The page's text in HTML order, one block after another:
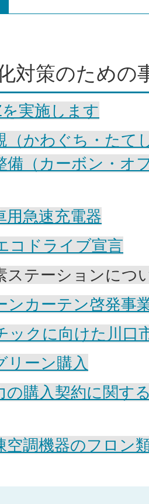
対策のための
実施します
（かわぐち・たて
備（カーボン・オ
用急速充電器
コドライブ宣言
ステーションにつ
ンカーテン啓発事
ックに向けた川口
リーン購入
の購入契約に関す
空調機器のフロン